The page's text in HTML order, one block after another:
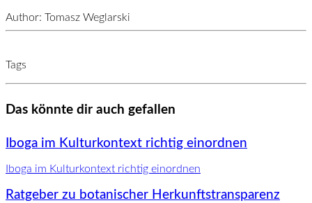
Author: Tomasz Weglarski
Tags
Das könnte dir auch gefallen
Iboga im Kulturkontext richtig einordnen
Iboga im Kulturkontext richtig einordnen
Ratgeber zu botanischer Herkunftstransparenz